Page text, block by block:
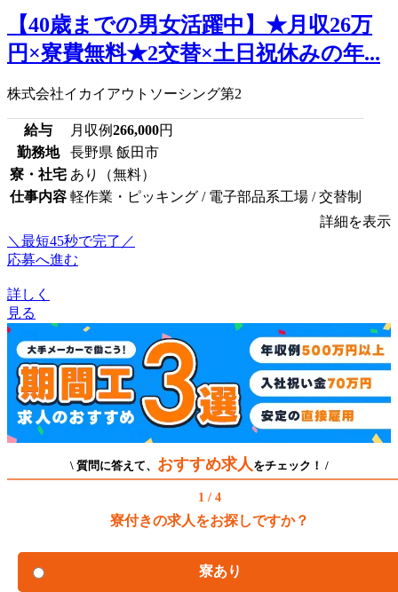
【40歳までの男女活躍中】★月収26万
円×寮費無料★2交替×土日祝休みの年...
株式会社イカイアウトソーシング第2
給与 月収例266,000円
勤務地
長野県 飯田市
寮・社宅 あり（無料）
仕事内容 軽作業・ピッキング / 電子部品系工場 / 交替制
詳細を表示
＼最短45秒で完了／
応募へ進む
詳しく
見る
\ 質問に答えて、 おすすめ求人 をチェック！ /
1 / 4
寮付きの求人をお探しですか？
寮あり